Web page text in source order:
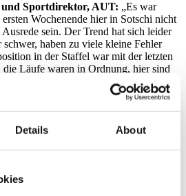
Details About
Sportdirektor, AUT: „Es war
Wochenende hier in Sotschi nicht
sein. Der Trend hat sich leider
haben zu viele kleine Fehler
in der Staffel war mit der letzten
Läufe waren in Ordnung, hier sind
geschlagen worden. Bei den Herren
hervorzuheben, auch das
besser zu erarbeiten und wissen was